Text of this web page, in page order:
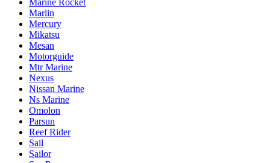
Marine Rocket
Marlin
Mercury
Mikatsu
Mesan
Motorguide
Mtr Marine
Nexus
Nissan Marine
Ns Marine
Omolon
Parsun
Reef Rider
Sail
Sailor